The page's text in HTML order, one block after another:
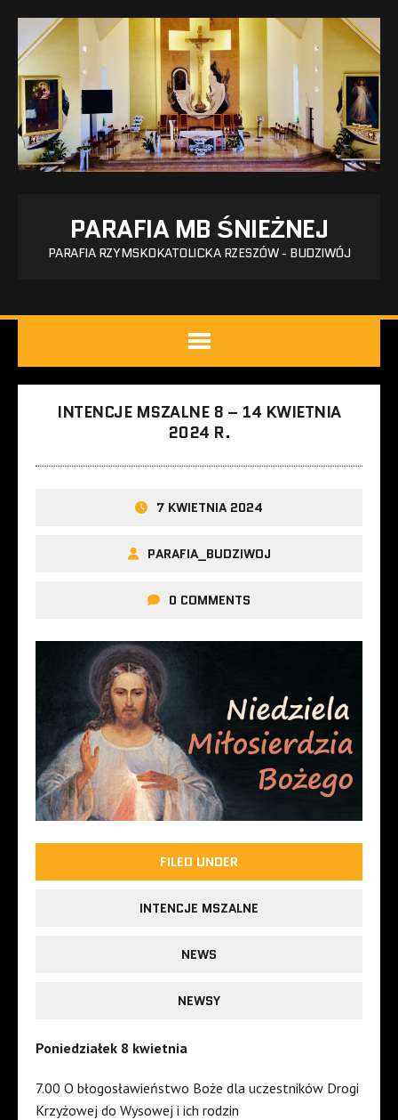
PARAFIA MB ŚNIEŻNEJ
PARAFIA RZYMSKOKATOLICKA RZESZÓW - BUDZIWÓJ
INTENCJE MSZALNE 8 – 14 KWIETNIA
2024 R.
7 KWIETNIA 2024
PARAFIA_BUDZIWOJ
0 COMMENTS
FILED UNDER
INTENCJE MSZALNE
NEWS
NEWSY
Poniedziałek 8 kwietnia
7.00 O błogosławieństwo Boże dla uczestników Drogi
Krzyżowej do Wysowej i ich rodzin